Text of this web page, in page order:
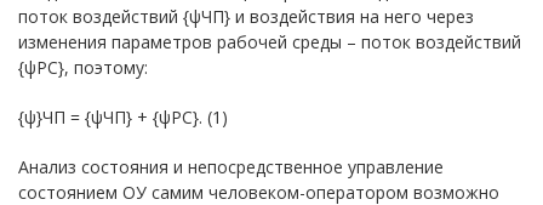
поток воздействий {ψЧП} и воздействия на него через
изменения параметров рабочей среды – поток воздействий
{ψРС}, поэтому:
{ψ}ЧП = {ψЧП} + {ψРС}. (1)
Анализ состояния и непосредственное управление
состоянием ОУ самим человеком-оператором возможно